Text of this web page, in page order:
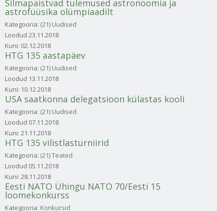
Silmapaistvad tulemused astronoomia ja
astrofüüsika olümpiaadilt
Kategooria: (21) Uudised
Loodud 23.11.2018
Kuni: 02.12.2018
HTG 135 aastapäev
Kategooria: (21) Uudised
Loodud 13.11.2018
Kuni: 10.12.2018
USA saatkonna delegatsioon külastas kooli
Kategooria: (21) Uudised
Loodud 07.11.2018
Kuni: 21.11.2018
HTG 135 vilistlasturniirid
Kategooria: (21) Teated
Loodud 05.11.2018
Kuni: 28.11.2018
Eesti NATO Ühingu NATO 70/Eesti 15
loomekonkurss
Kategooria: Konkursid